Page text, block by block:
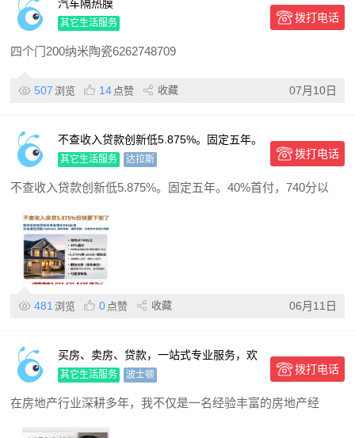
汽车隔热膜
其它生活服务 拨打电话
四个门200纳米陶瓷6262748709
507 浏览 14 点赞 收藏 07月10日
不查收入贷款创新低5.875%。固定五年。
40%首付，740分以上 限用于出租房 另自
住房5.75%
其它生活服务 达拉斯 拨打电话
不查收入贷款创新低5.875%。固定五年。40%首付，740分以
481 浏览 0 点赞 收藏 06月11日
买房、卖房、贷款，一站式专业服务，欢
迎随时联系我！
其它生活服务 波士顿 拨打电话
在房地产行业深耕多年，我不仅是一名经验丰富的房地产经